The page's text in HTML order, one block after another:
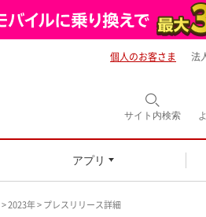
個人のお客さま 法
サイト内検索
アプリ
>2023年> プレスリリース詳細